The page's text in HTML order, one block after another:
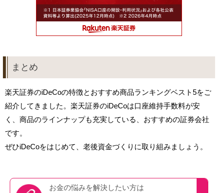
まとめ
楽天証券のiDeCoの特徴とおすすめ商品ランキングベスト5をご
紹介してきました。楽天証券のiDeCoは口座維持手数料が安
く、商品のラインナップも充実している、おすすめの証券会社
です。
ぜひiDeCoをはじめて、老後資金づくりに取り組みましょう。
お金の悩みを解決したい方は